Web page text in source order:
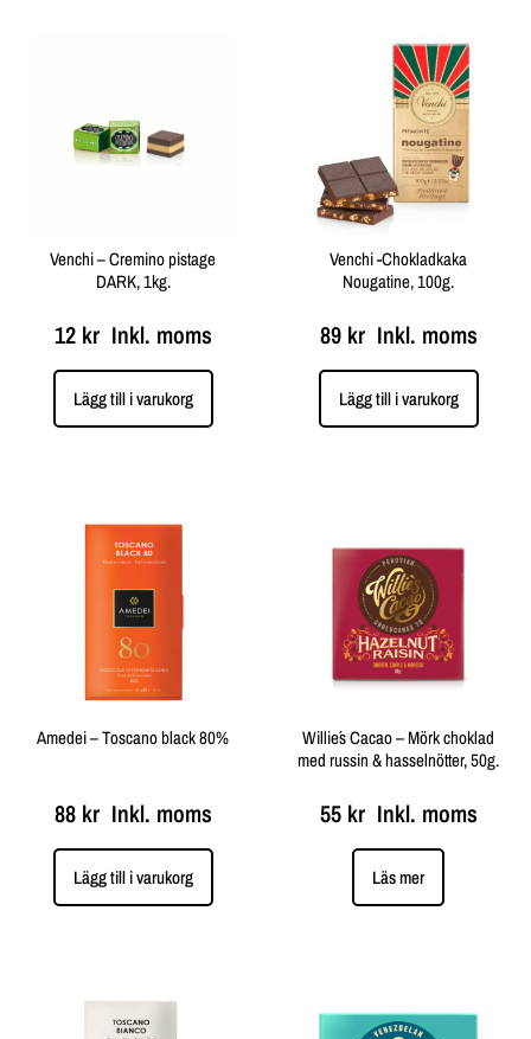
Venchi – Cremino pistage
DARK, 1kg.
12 krInkl. moms
Lägg till i varukorg
Venchi -Chokladkaka
Nougatine, 100g.
89 krInkl. moms
Lägg till i varukorg
Amedei – Toscano black 80%
88 krInkl. moms
Lägg till i varukorg
Willie´s Cacao – Mörk choklad
med russin & hasselnötter, 50g.
55 krInkl. moms
Läs mer